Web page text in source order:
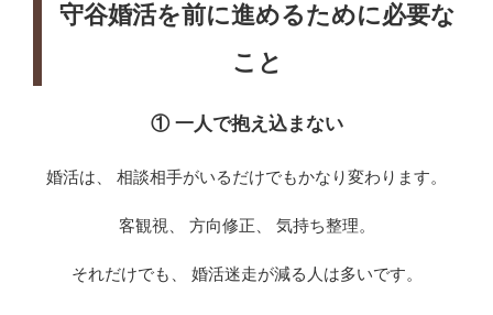
守谷婚活を前に進めるために必要な
こと
① 一人で抱え込まない
婚活は、 相談相手がいるだけでもかなり変わります。
客観視、 方向修正、 気持ち整理。
それだけでも、 婚活迷走が減る人は多いです。